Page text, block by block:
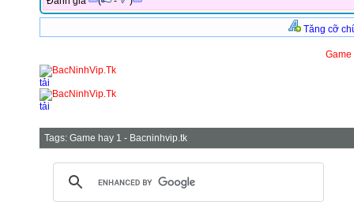
Tăng cỡ
Game
tải
tải
Tags: Game hay 1 - Bacninhvip.tk